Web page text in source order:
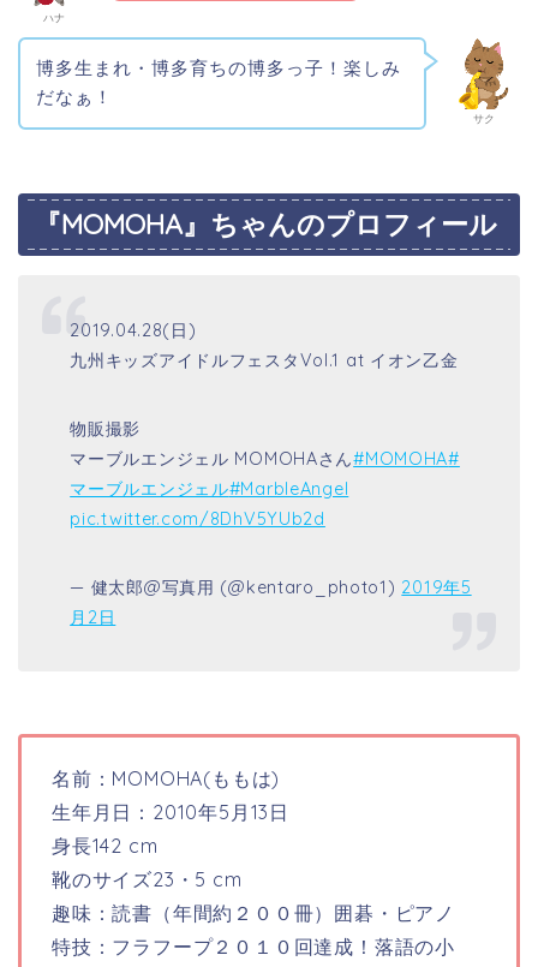
ハナ
サク
博多生まれ・博多育ちの博多っ子！楽しみ
だなぁ！
『MOMOHA』ちゃんのプロフィール
2019.04.28(日)
九州キッズアイドルフェスタVol.1 at イオン乙金
物販撮影
マーブルエンジェル MOMOHAさん#MOMOHA#
マーブルエンジェル#MarbleAngel
pic.twitter.com/8DhV5YUb2d
— 健太郎@写真用 (@kentaro_photo1) 2019年5
月2日
名前：MOMOHA(ももは)
生年月日：2010年5月13日
身長142 cm
靴のサイズ23・5 cm
趣味：読書（年間約２００冊）囲碁・ピアノ
特技：フラフープ２０１０回達成！落語の小